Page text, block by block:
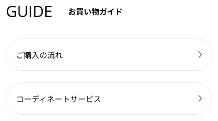
GUIDE お買い物ガイド
ご購入の流れ
コーディネートサービス